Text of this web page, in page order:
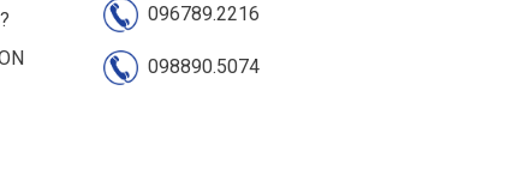
096789.2216
098890.5074